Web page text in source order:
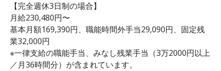
【完全週休3日制の場合】
月給230,480円〜
基本月額169,390円、職能時間外手当29,090円、固定残
業32,000円
※一律支給の職能手当、みなし残業手当（3万2000円以上
／月36時間分）が含まれています。